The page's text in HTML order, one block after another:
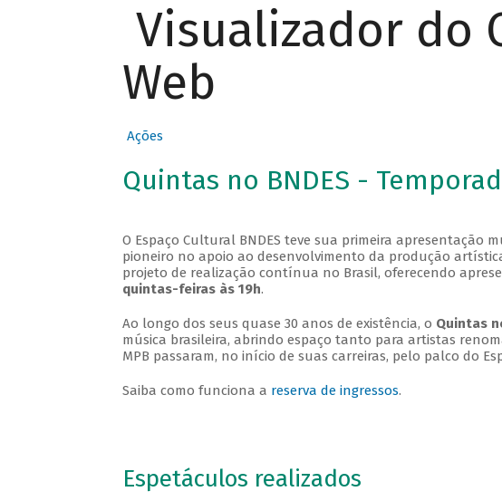
Visualizador do
Web
Ações
Quintas no BNDES -
O Espaço Cultural BNDES teve sua primeira apresentação
pioneiro no apoio ao desenvolvimento da produção
projeto de realização contínua no Brasil, oferecendo
quintas-feiras às 19h.
Ao longo dos seus quase 30 anos de existência, o Quintas
música brasileira, abrindo espaço tanto para artistas
MPB passaram, no início de suas carreiras, pelo palco do
Saiba como funciona a reserva de ingressos.
Espetáculos realizados